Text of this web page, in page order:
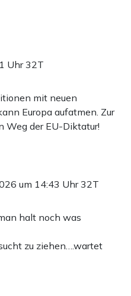
Uhr32T
mit neuen
Europa aufatmen. Zur
Weg der EU-Diktatur!
um 14:43 Uhr32T
halt noch was
zu ziehen….wartet